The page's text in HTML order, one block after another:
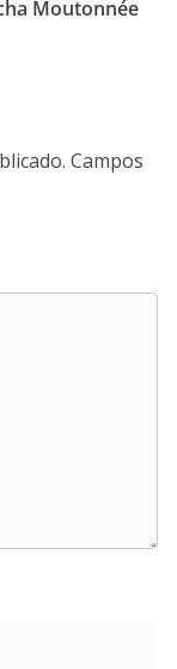
Moutonnée
Campos